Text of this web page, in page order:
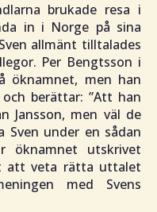
brukade resa i
in i Norge på sina
allmänt tilltalades
Per Bengtsson i
öknamnet, men han
berättar: ”Att han
Jansson, men väl de
Sven under en sådan
öknamnet utskrivet
att veta rätta uttalet
med Svens